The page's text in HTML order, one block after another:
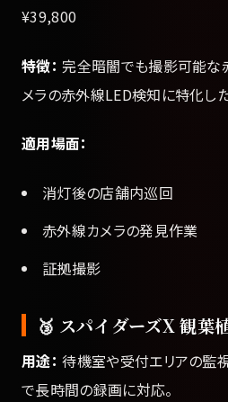
¥39,800
特徴： 完全暗闇でも撮影可能な
メラの赤外線LED検知に特化し
適用場面：
消灯後の店舗内巡回
赤外線カメラの発見作業
証拠撮影
🥉 スパイダーズX 観葉
用途： 待機室や受付エリアの監
で長時間の録画に対応。